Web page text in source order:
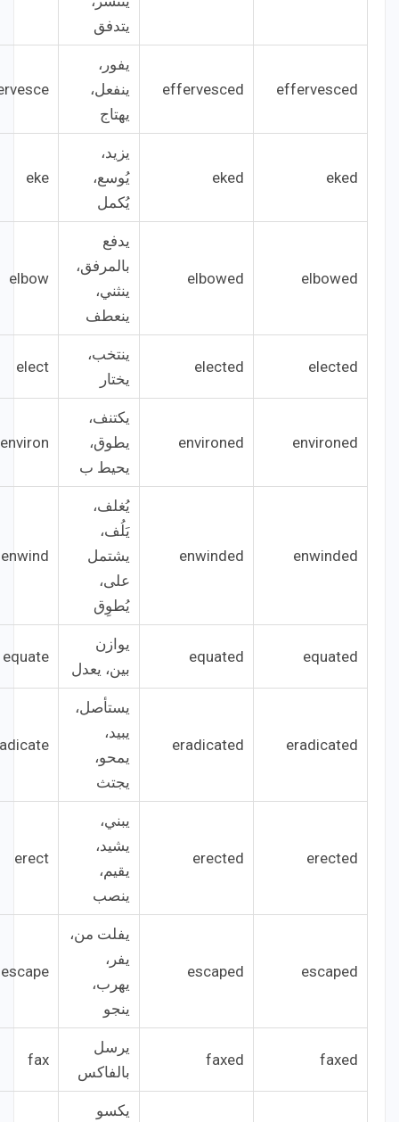
يتدفق
effervesced
effervesced
يفور،
ينفعل،
يهتاج
eked
eked
يزيد،
يُوسع،
يُكمل
eke
elbowed
elbowed
يدفع
بالمرفق،
ينثني،
ينعطف
elbow
elected
elected
ينتخب،
يختار
elect
environed
environed
يكتنف،
يطوق،
يحيط ب
environ
enwinded
enwinded
يُغلف،
يَلُف،
يشتمل
على،
يُطوِق
enwind
equated
equated
يوازن
بين، يعدل
equate
eradicated
eradicated
يستأصل،
يبيد،
يمحو،
يجتث
erected
erected
يبني،
يشيد،
يقيم،
ينصب
erect
escaped
escaped
يفلت من،
يفر،
يهرب،
ينجو
escape
faxed
faxed
يرسل
بالفاكس
fax
يكسو